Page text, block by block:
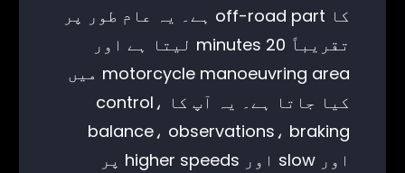
کا off-road part ہے۔ یہ عام طور پر
تقریباً 20 minutes لیتا ہے اور
motorcycle manoeuvring area میں
کیا جاتا ہے۔ یہ آپ کا control،
balance، observations، braking
اور slow اور higher speeds پر